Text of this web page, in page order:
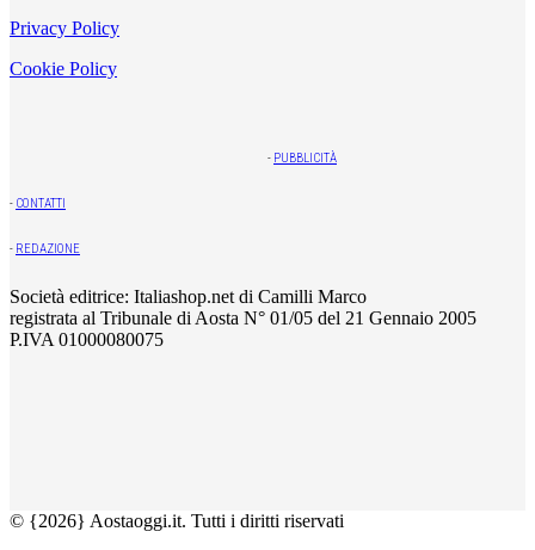
Privacy Policy
Cookie Policy
- PUBBLICITÀ
- CONTATTI
- REDAZIONE
Società editrice: Italiashop.net di Camilli Marco
registrata al Tribunale di Aosta N° 01/05 del 21 Gennaio 2005
P.IVA 01000080075
© {2026} Aostaoggi.it. Tutti i diritti riservati